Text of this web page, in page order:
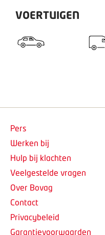
VOERTUIGEN
Pers
Werken bij
Hulp bij klachten
Veelgestelde vragen
Over Bovag
Contact
Privacybeleid
Garantievoorwaarden